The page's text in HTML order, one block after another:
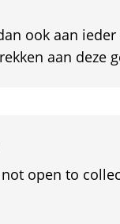
ook aan
aan deze
open to